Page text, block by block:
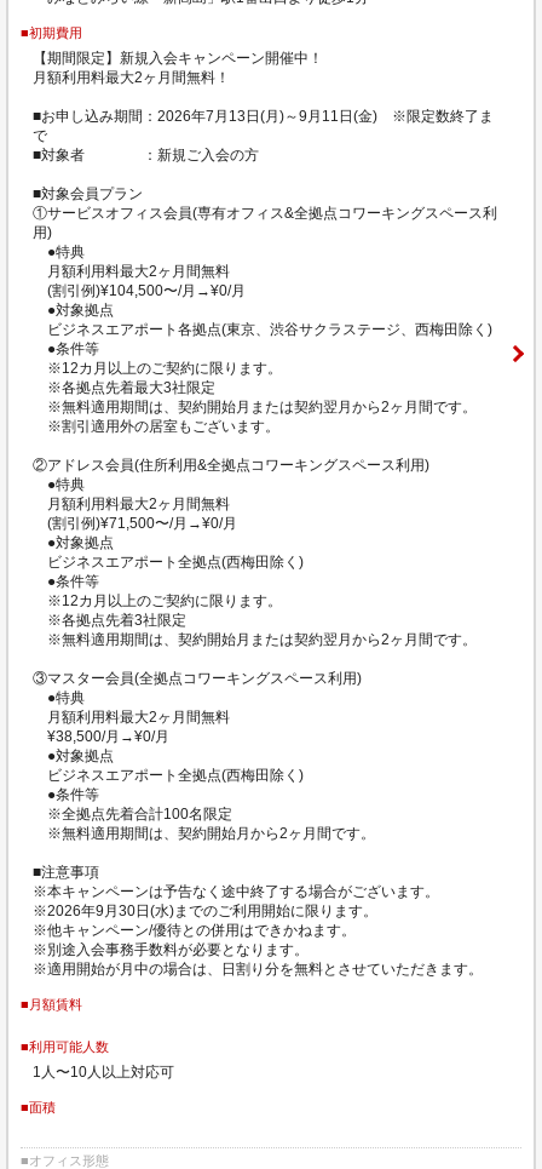
■初期費用
【期間限定】新規入会キャンペーン開催中！
月額利用料最大2ヶ月間無料！
■お申し込み期間：2026年7月13日(月)～9月11日(金) ※限定数終了ま
で
■対象者 ：新規ご入会の方
■対象会員プラン
①サービスオフィス会員(専有オフィス&全拠点コワーキングスペース利
用)
●特典
月額利用料最大2ヶ月間無料
(割引例)¥104,500〜/月→¥0/月
●対象拠点
ビジネスエアポート各拠点(東京、渋谷サクラステージ、西梅田除く)
●条件等
※12カ月以上のご契約に限ります。
※各拠点先着最大3社限定
※無料適用期間は、契約開始月または契約翌月から2ヶ月間です。
※割引適用外の居室もございます。
②アドレス会員(住所利用&全拠点コワーキングスペース利用)
●特典
月額利用料最大2ヶ月間無料
(割引例)¥71,500〜/月→¥0/月
●対象拠点
ビジネスエアポート全拠点(西梅田除く)
●条件等
※12カ月以上のご契約に限ります。
※各拠点先着3社限定
※無料適用期間は、契約開始月または契約翌月から2ヶ月間です。
③マスター会員(全拠点コワーキングスペース利用)
●特典
月額利用料最大2ヶ月間無料
¥38,500/月→¥0/月
●対象拠点
ビジネスエアポート全拠点(西梅田除く)
●条件等
※全拠点先着合計100名限定
※無料適用期間は、契約開始月から2ヶ月間です。
■注意事項
※本キャンペーンは予告なく途中終了する場合がございます。
※2026年9月30日(水)までのご利用開始に限ります。
※他キャンペーン/優待との併用はできかねます。
※別途入会事務手数料が必要となります。
※適用開始が月中の場合は、日割り分を無料とさせていただきます。
■月額賃料
■利用可能人数
1人〜10人以上対応可
■面積
■オフィス形態